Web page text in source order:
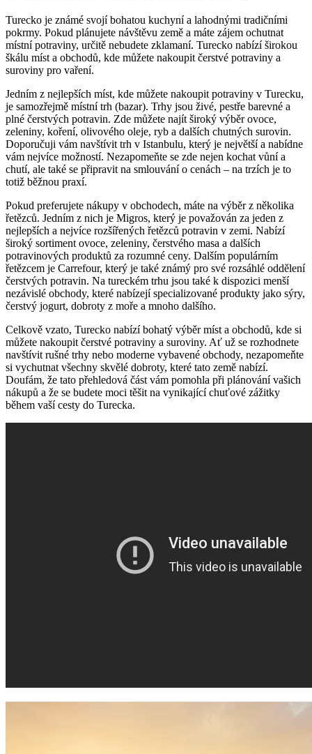
Turecko je známé svojí bohatou kuchyní a lahodnými tradičními
pokrmy. Pokud plánujete návštěvu země a máte zájem ochutnat
místní potraviny, určitě nebudete zklamaní. Turecko nabízí širokou
škálu míst a obchodů, kde můžete nakoupit čerstvé potraviny a
suroviny pro vaření.
Jedním z nejlepších míst, kde můžete nakoupit potraviny v Turecku,
je samozřejmě místní trh (bazar). Trhy jsou živé, pestře barevné a
plné čerstvých potravin. Zde můžete najít široký výběr ovoce,
zeleniny, koření, olivového oleje, ryb a dalších chutných surovin.
Doporučuji vám navštívit trh v Istanbulu, který je největší a nabídne
vám nejvíce možností. Nezapomeňte se zde nejen kochat vůní a
chutí, ale také se připravit na smlouvání o cenách – na trzích je to
totiž běžnou praxí.
Pokud preferujete nákupy v obchodech, máte na výběr z několika
řetězců. Jedním z nich je Migros, který je považován za jeden z
nejlepších a nejvíce rozšířených řetězců potravin v zemi. Nabízí
široký sortiment ovoce, zeleniny, čerstvého masa a dalších
potravinových produktů za rozumné ceny. Dalším populárním
řetězcem je Carrefour, který je také známý pro své rozsáhlé oddělení
čerstvých potravin. Na tureckém trhu jsou také k dispozici menší
nezávislé obchody, které nabízejí specializované produkty jako sýry,
čerstvý jogurt, dobroty z moře a mnoho dalšího.
Celkově vzato, Turecko nabízí bohatý výběr míst a obchodů, kde si
můžete nakoupit čerstvé potraviny a suroviny. Ať už se rozhodnete
navštívit rušné trhy nebo moderne vybavené obchody, nezapomeňte
si vychutnat všechny skvělé dobroty, které tato země nabízí.
Doufám, že tato přehledová část vám pomohla při plánování vašich
nákupů a že se budete moci těšit na vynikající chuťové zážitky
během vaší cesty do Turecka.